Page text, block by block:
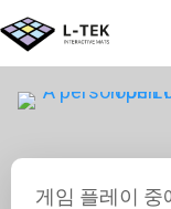
게임 플레이 중